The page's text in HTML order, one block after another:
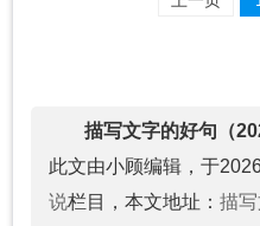
描写文字的好句（
此文由小顾编辑，于
说栏目，本文地址： 描